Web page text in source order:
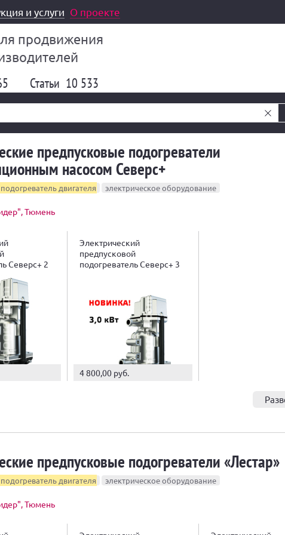
и услуги О проекте
продвижения
Статьи 10 533
предпусковые подогреватели
насосом Северс+
двигателя электрическое оборудование
Тюмень
Северс+ 2
Электрический
предпусковой
подогреватель Северс+ 3
4 800,00 руб.
предпусковые подогреватели «Лестар»
двигателя электрическое оборудование
Тюмень